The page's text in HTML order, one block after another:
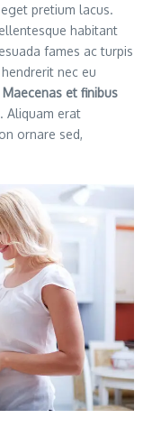
pretium lacus.
habitant
fames ac turpis
nec eu
Maecenas et finibus
Aliquam erat
ornare sed,